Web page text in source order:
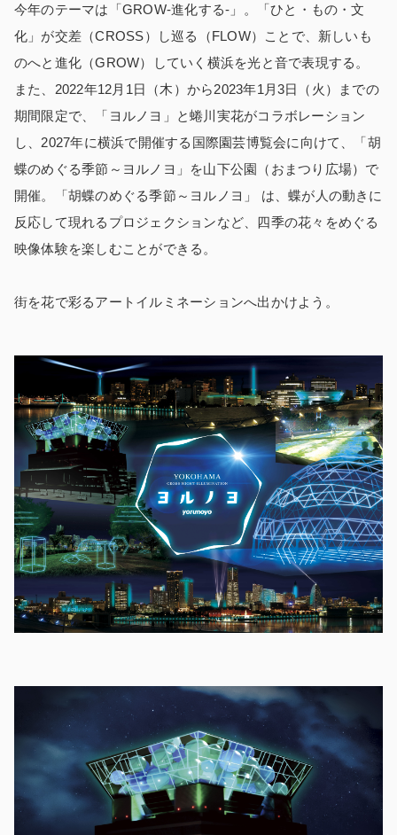
今年のテーマは「GROW-進化する-」。「ひと・もの・文
化」が交差（CROSS）し巡る（FLOW）ことで、新しいも
のへと進化（GROW）していく横浜を光と音で表現する。
また、2022年12月1日（木）から2023年1月3日（火）までの
期間限定で、「ヨルノヨ」と蜷川実花がコラボレーション
し、2027年に横浜で開催する国際園芸博覧会に向けて、「胡
蝶のめぐる季節～ヨルノヨ」を山下公園（おまつり広場）で
開催。「胡蝶のめぐる季節～ヨルノヨ」 は、蝶が人の動きに
反応して現れるプロジェクションなど、四季の花々をめぐる
映像体験を楽しむことができる。
街を花で彩るアートイルミネーションへ出かけよう。